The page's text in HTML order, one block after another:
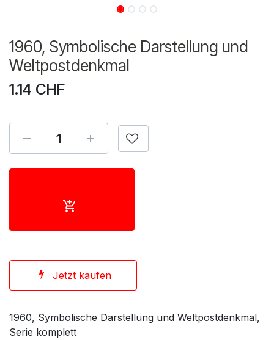
1960, Symbolische Darstellung und
Weltpostdenkmal
1.14 CHF
Jetzt kaufen
1960, Symbolische Darstellung und Weltpostdenkmal,
Serie komplett